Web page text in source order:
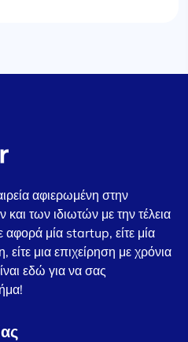
αφιερωμένη στην
των ιδιωτών με την τέλεια
αφορά μία startup, είτε μία
μια επιχείρηση με χρόνια
εδώ για να σας